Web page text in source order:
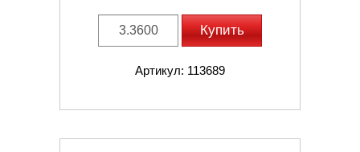
Купить
Артикул: 113689